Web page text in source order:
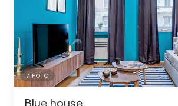
7 FOTO
Blue house